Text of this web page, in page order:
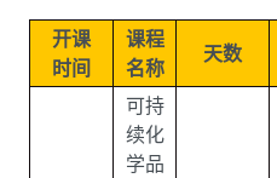
开课
时间
课程
名称
天数
可持
续化
学品